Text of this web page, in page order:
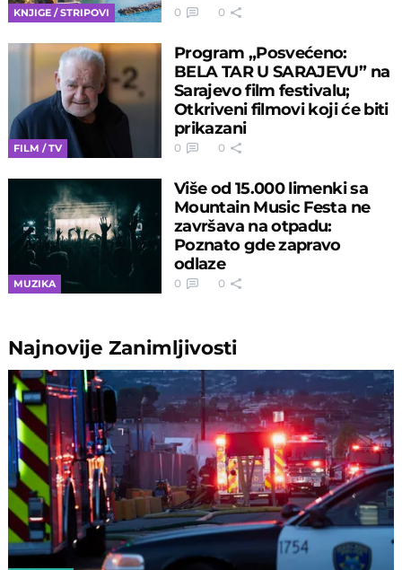
KNJIGE / STRIPOVI 0 0
FILM / TV
Program „Posvećeno:
BELA TAR U SARAJEVU” na
Sarajevo film festivalu;
Otkriveni filmovi koji će biti
prikazani
0 0
MUZIKA
Više od 15.000 limenki sa
Mountain Music Festa ne
završava na otpadu:
Poznato gde zapravo
odlaze
0 0
NajnovijeZanimljivosti